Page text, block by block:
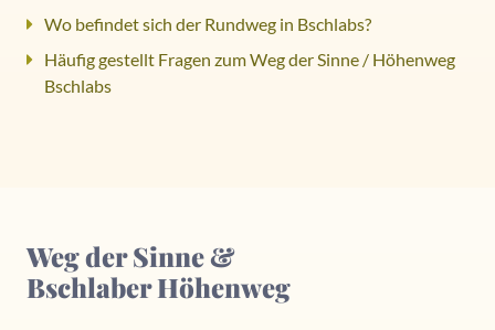
Wo befindet sich der Rundweg in Bschlabs?
Häufig gestellt Fragen zum Weg der Sinne / Höhenweg
Bschlabs
Weg der Sinne &
Bschlaber Höhenweg